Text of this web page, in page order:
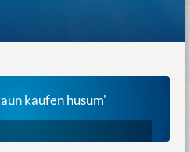
kaufen husum'